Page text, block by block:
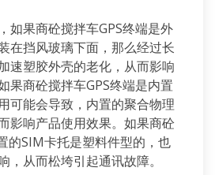
如果商砼搅拌车GPS终端是外
在挡风玻璃下面，那么经过长
速塑胶外壳的老化，从而影响
果商砼搅拌车GPS终端是内置
可能会导致，内置的聚合物理
影响产品使用效果。如果商砼
的SIM卡托是塑料件型的，也
，从而松垮引起通讯故障。